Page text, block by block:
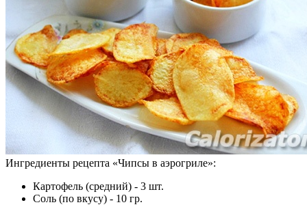
Ингредиенты рецепта «Чипсы в аэрогриле»:
Картофель (средний) - 3 шт.
Соль (по вкусу) - 10 гр.